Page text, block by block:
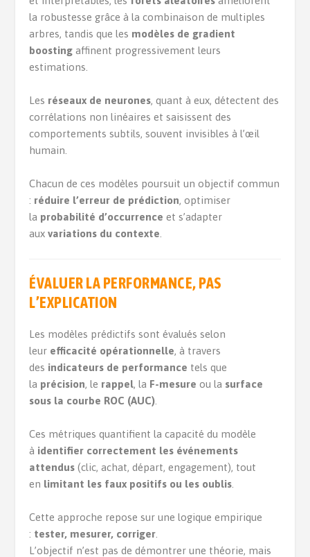
la robustesse grâce à la combinaison de multiples
arbres, tandis que les modèles de gradient
boosting affinent progressivement leurs
estimations.
Les réseaux de neurones, quant à eux, détectent des
corrélations non linéaires et saisissent des
comportements subtils, souvent invisibles à l’œil
humain.
Chacun de ces modèles poursuit un objectif commun
: réduire l’erreur de prédiction, optimiser
la probabilité d’occurrence et s’adapter
auxvariations du contexte
ÉVALUER LA PERFORMANCE, PAS
L’EXPLICATION
Les modèles prédictifs sont évalués selon
leur efficacité opérationnelle, à travers
des indicateurs de performance tels que
la précision, le rappel, la F-mesure ou la surface
sous la courbe ROC (AUC)
Ces métriques quantifient la capacité du modèle
à identifier correctement les événements
attendus (clic, achat, départ, engagement), tout
en limitant les faux positifs ou les oublis
Cette approche repose sur une logique empirique
: tester, mesurer, corriger
L’objectif n’est pas de démontrer une théorie, mais